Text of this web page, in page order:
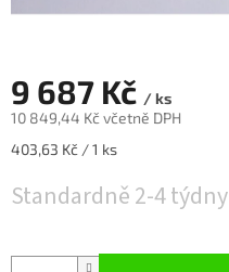
9 687 Kč / ks
10 849,44 Kč včetně DPH
Měrná
403,63 Kč / 1 ks
Standardně 2-4 týdny